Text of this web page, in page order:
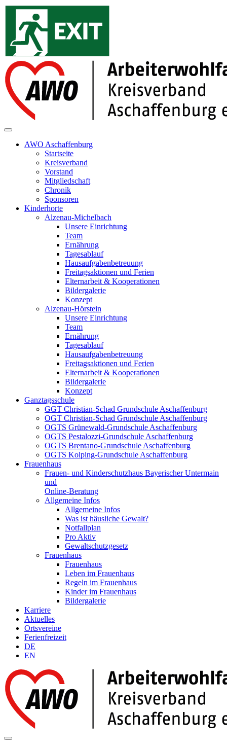
AWO Aschaffenburg
Startseite
Kreisverband
Vorstand
Mitgliedschaft
Chronik
Sponsoren
Kinderhorte
Alzenau-Michelbach
Unsere Einrichtung
Team
Ernährung
Tagesablauf
Hausaufgabenbetreuung
Freitagsaktionen und Ferien
Elternarbeit & Kooperationen
Bildergalerie
Konzept
Alzenau-Hörstein
Unsere Einrichtung
Team
Ernährung
Tagesablauf
Hausaufgabenbetreuung
Freitagsaktionen und Ferien
Elternarbeit & Kooperationen
Bildergalerie
Konzept
Ganztagsschule
GGT Christian-Schad Grundschule Aschaffenburg
OGT Christian-Schad Grundschule Aschaffenburg
OGTS Grünewald-Grundschule Aschaffenburg
OGTS Pestalozzi-Grundschule Aschaffenburg
OGTS Brentano-Grundschule Aschaffenburg
OGTS Kolping-Grundschule Aschaffenburg
Frauenhaus
Frauen- und Kinderschutzhaus Bayerischer Untermain
und
Online-Beratung
Allgemeine Infos
Allgemeine Infos
Was ist häusliche Gewalt?
Notfallplan
Pro Aktiv
Gewaltschutzgesetz
Frauenhaus
Frauenhaus
Leben im Frauenhaus
Regeln im Frauenhaus
Kinder im Frauenhaus
Bildergalerie
Karriere
Aktuelles
Ortsvereine
Ferienfreizeit
DE
EN